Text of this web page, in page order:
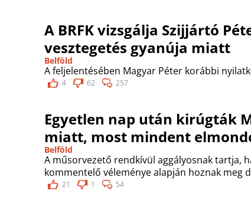
A BRFK vizsgálja Szijjártó
vesztegetés gyanúja miatt
Belföld
A feljelentésében Magyar Péter korábbi
4 62 257
Egyetlen nap után kirúgták
miatt, most mindent
Belföld
A műsorvezető rendkívül aggályosnak tartja,
kommentelő véleménye alapján hoznak meg
21 1 54